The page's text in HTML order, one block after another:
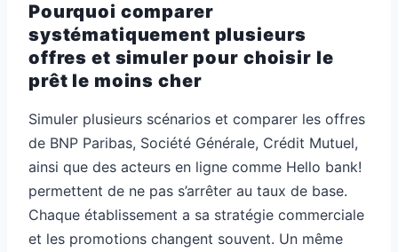
Pourquoi comparer
systématiquement plusieurs
offres et simuler pour choisir le
prêt le moins cher
Simuler plusieurs scénarios et comparer les offres
de BNP Paribas, Société Générale, Crédit Mutuel,
ainsi que des acteurs en ligne comme Hello bank!
permettent de ne pas s’arrêter au taux de base.
Chaque établissement a sa stratégie commerciale
et les promotions changent souvent. Un même